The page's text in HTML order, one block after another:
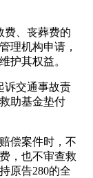
费、丧葬费的
理机构申请，
护其权益。
诉交通事故责
助基金垫付
偿案件时，不
，也不审查救
原告280的全